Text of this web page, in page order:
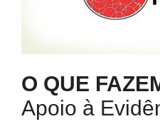
O QUE
Apoio à